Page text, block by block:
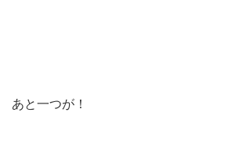
あと一つが！